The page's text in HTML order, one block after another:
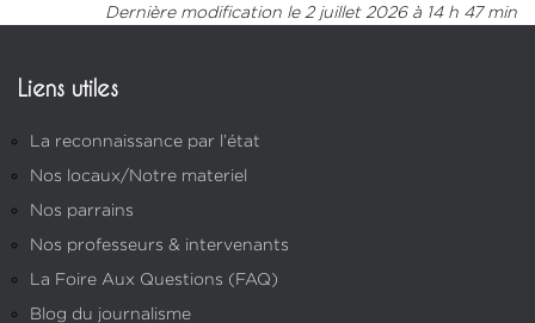
Dernière modification le 2 juillet 2026 à 14 h 47 min
Liens utiles
La reconnaissance par l’état
Nos locaux/Notre materiel
Nos parrains
Nos professeurs & intervenants
La Foire Aux Questions (FAQ)
Blog du journalisme